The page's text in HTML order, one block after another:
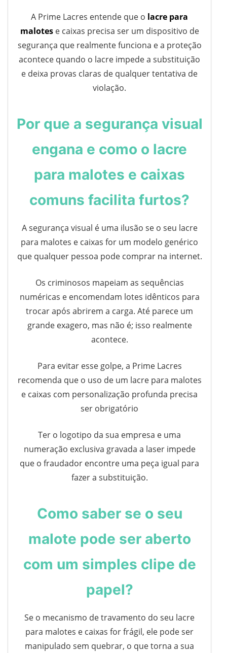
A Prime Lacres entende que o lacre para
malotese caixas precisa ser um dispositivo de
segurança que realmente funciona e a proteção
acontece quando o lacre impede a substituição
e deixa provas claras de qualquer tentativa de
violação.
Por que a segurança visual
engana e como o lacre
para malotes e caixas
comuns facilita furtos?
A segurança visual é uma ilusão se o seu lacre
para malotes e caixas for um modelo genérico
que qualquer pessoa pode comprar na internet.
Os criminosos mapeiam as sequências
numéricas e encomendam lotes idênticos para
trocar após abrirem a carga. Até parece um
grande exagero, mas não é; isso realmente
acontece.
Para evitar esse golpe, a Prime Lacres
recomenda que o uso de um lacre para malotes
e caixas com personalização profunda precisa
ser obrigatório
Ter o logotipo da sua empresa e uma
numeração exclusiva gravada a laser impede
que o fraudador encontre uma peça igual para
fazer a substituição.
Como saber se o seu
malote pode ser aberto
com um simples clipe de
papel?
Se o mecanismo de travamento do seu lacre
para malotes e caixas for frágil, ele pode ser
manipulado sem quebrar, o que torna a sua